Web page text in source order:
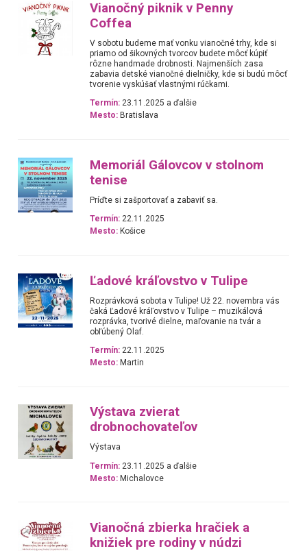
Vianočný piknik v Penny
Coffea
V sobotu budeme mať vonku vianočné trhy, kde si
priamo od šikovných tvorcov budete môcť kúpiť
rôzne handmade drobnosti. Najmenších zasa
zabavia detské vianočné dielničky, kde si budú môcť
tvorenie vyskúšať vlastnými rúčkami.
Termín: 23.11.2025 a ďalšie
Mesto: Bratislava
Memoriál Gálovcov v stolnom
tenise
Príďte si zašportovať a zabaviť sa.
Termín: 22.11.2025
Mesto: Košice
Ľadové kráľovstvo v Tulipe
Rozprávková sobota v Tulipe! Už 22. novembra vás
čaká Ľadové kráľovstvo v Tulipe – muzikálová
rozprávka, tvorivé dielne, maľovanie na tvár a
obľúbený Olaf.
Termín: 22.11.2025
Mesto: Martin
Výstava zvierat
drobnochovateľov
Výstava
Termín: 23.11.2025 a ďalšie
Mesto: Michalovce
Vianočná zbierka hračiek a
knižiek pre rodiny v núdzi